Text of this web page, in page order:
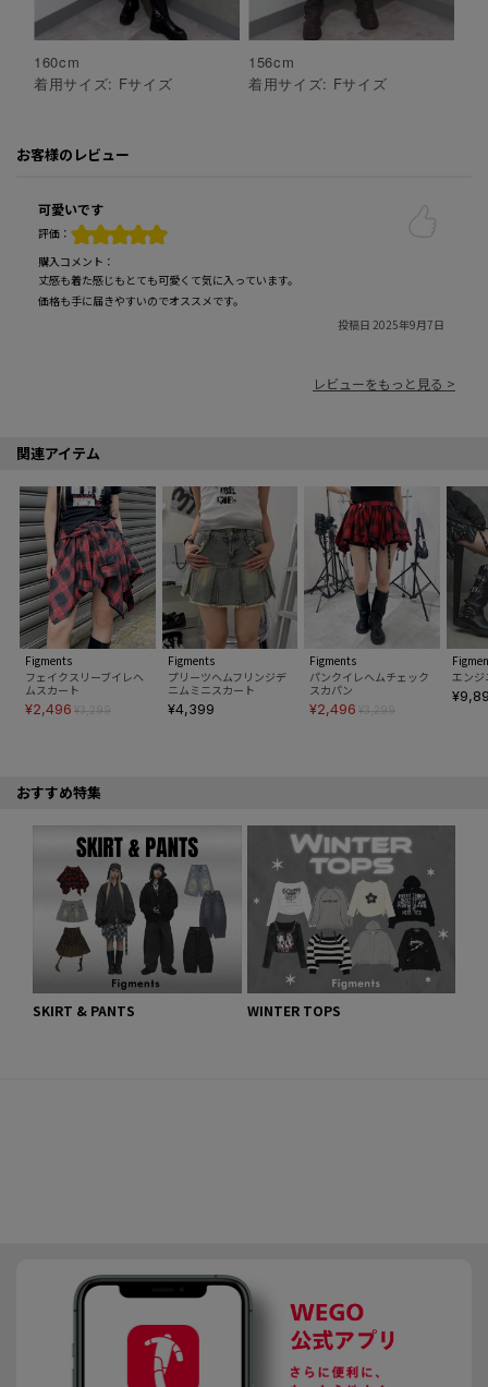
160cm
着用サイズ: Fサイズ
156cm
着用サイズ: Fサイズ
お客様のレビュー
可愛いです
投稿日 2025年9月7日
評価：
購入コメント：
丈感も着た感じもとても可愛くて気に入っています。
価格も手に届きやすいのでオススメです。
レビューをもっと見る >
関連アイテム
Figments
フェイクスリーブイレヘ
ムスカート
¥2,496 ¥3,299
Figments
プリーツヘムフリンジデ
ニムミニスカート
¥4,399
Figments
パンクイレヘムチェック
スカパン
¥2,496 ¥3,299
エンジ
おすすめ特集
SKIRT & PANTS WINTER TOPS